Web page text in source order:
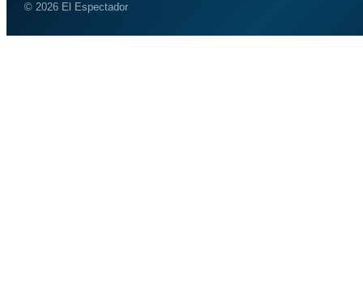
© 2026 El Espectador